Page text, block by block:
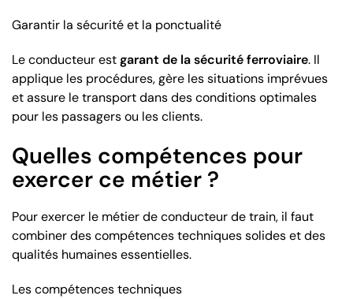
Garantir la sécurité et la ponctualité
Le conducteur estgarant de la sécurité ferroviaire. Il
applique les procédures, gère les situations imprévues
et assure le transport dans des conditions optimales
pour les passagers ou les clients.
Quelles compétences pour
exercer ce métier ?
Pour exercer le métier de conducteur de train, il faut
combiner des compétences techniques solides et des
qualités humaines essentielles.
Les compétences techniques